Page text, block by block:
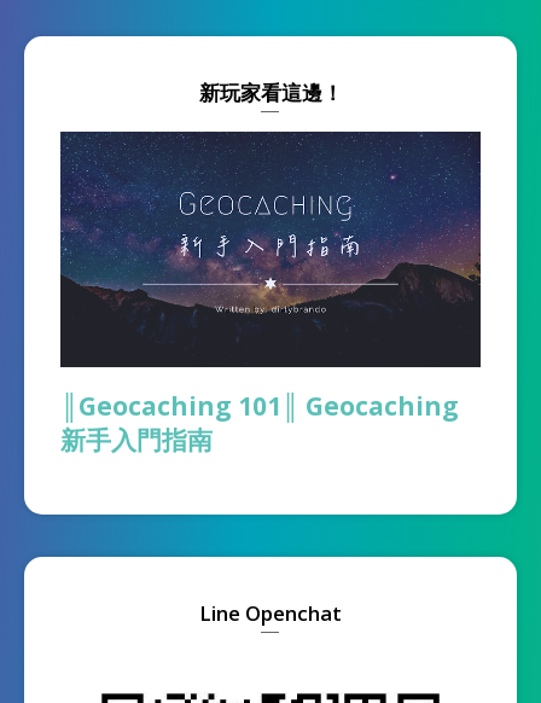
新玩家看這邊！
║Geocaching 101║ Geocaching
新手入門指南
Line Openchat